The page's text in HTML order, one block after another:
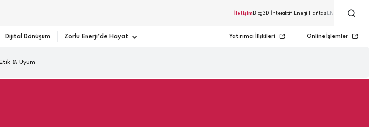
İletişim Blog3D İnteraktif Enerji Haritası EN
Dijital Dönüşüm Zorlu Enerji’de Hayat Yatırımcı İlişkileri Online İşlemler
Etik & Uyum